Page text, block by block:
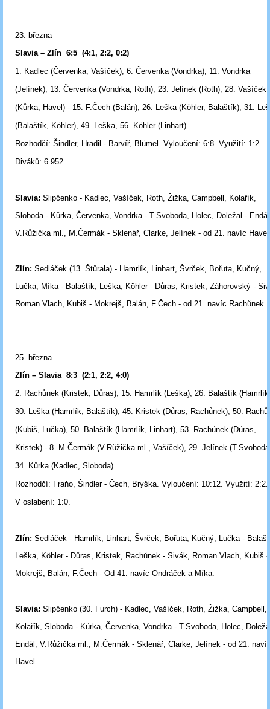
23. března
Slavia – Zlín 6:5 (4:1, 2:2, 0:2)
1. Kadlec (Červenka, Vašíček), 6. Červenka (Vondrka), 11. Vondrka
(Jelínek), 13. Červenka (Vondrka, Roth), 23. Jelínek (Roth), 28. Vašíček
(Kůrka, Havel) - 15. F.Čech (Balán), 26. Leška (Köhler, Balaštík), 31.
(Balaštík, Köhler), 49. Leška, 56. Köhler (Linhart).
Rozhodčí: Šindler, Hradil - Barvíř, Blümel. Vyloučení: 6:8. Využití: 1:2.
Diváků: 6 952.
Slavia: Slipčenko - Kadlec, Vašíček, Roth, Žižka, Campbell, Kolařík,
Sloboda - Kůrka, Červenka, Vondrka - T.Svoboda, Holec, Doležal -
V.Růžička ml., M.Čermák - Sklenář, Clarke, Jelínek - od 21. navíc
Zlín: Sedláček (13. Štůrala) - Hamrlík, Linhart, Švrček, Bořuta, Kučný,
Lučka, Míka - Balaštík, Leška, Köhler - Důras, Kristek, Záhorovský -
Roman Vlach, Kubiš - Mokrejš, Balán, F.Čech - od 21. navíc Rachůnek.
25. března
Zlín – Slavia 8:3 (2:1, 2:2, 4:0)
2. Rachůnek (Kristek, Důras), 15. Hamrlík (Leška), 26. Balaštík
30. Leška (Hamrlík, Balaštík), 45. Kristek (Důras, Rachůnek), 50.
(Kubiš, Lučka), 50. Balaštík (Hamrlík, Linhart), 53. Rachůnek (Důras,
Kristek) - 8. M.Čermák (V.Růžička ml., Vašíček), 29. Jelínek
34. Kůrka (Kadlec, Sloboda).
Rozhodčí: Fraňo, Šindler - Čech, Bryška. Vyloučení: 10:12. Využití: 2:2.
V oslabení: 1:0.
Zlín: Sedláček - Hamrlík, Linhart, Švrček, Bořuta, Kučný, Lučka -
Leška, Köhler - Důras, Kristek, Rachůnek - Sivák, Roman Vlach, Kubiš -
Mokrejš, Balán, F.Čech - Od 41. navíc Ondráček a Míka.
Slavia: Slipčenko (30. Furch) - Kadlec, Vašíček, Roth, Žižka, Campbell,
Kolařík, Sloboda - Kůrka, Červenka, Vondrka - T.Svoboda, Holec,
Endál, V.Růžička ml., M.Čermák - Sklenář, Clarke, Jelínek - od 21.
Havel.